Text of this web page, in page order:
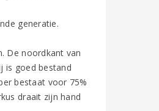
generatie.
De noordkant van
is goed bestand
bestaat voor 75%
draait zijn hand